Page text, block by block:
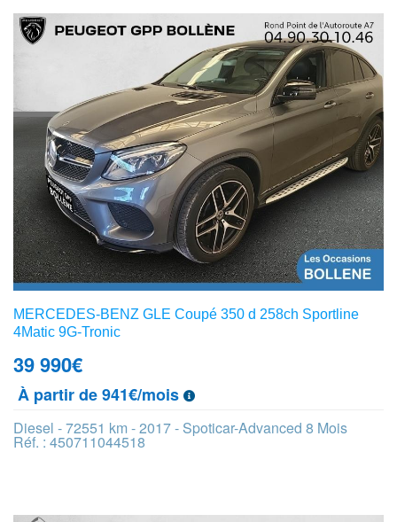
MERCEDES-BENZ GLE Coupé 350 d 258ch Sportline
4Matic 9G-Tronic
39 990€
À partir de 941€/mois
Diesel - 72551 km - 2017 - Spoticar-Advanced 8 Mois
Réf. : 450711044518